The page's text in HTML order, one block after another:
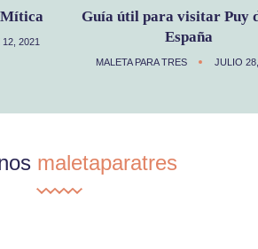
2021
Guía útil para visitar Puy
España
MALETA PARA TRES JULIO
maletaparatres